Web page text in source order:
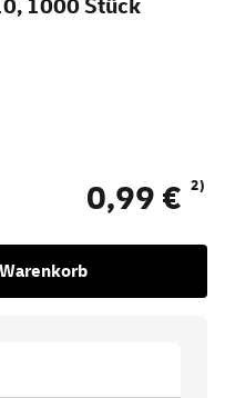
1000 Stück
0,99 € 2)